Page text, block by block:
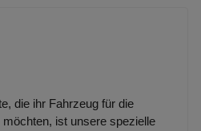
die ihr Fahrzeug für die
ist unsere spezielle